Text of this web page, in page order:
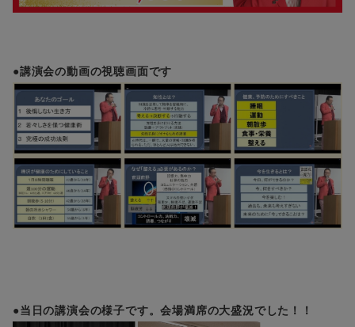
●講演会の動画の視聴画面です
●当日の講演会の様子です。会場満席の大盛況でした！！